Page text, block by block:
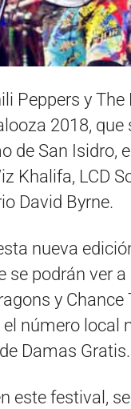
Peppers y
2018, que
de San Isidro,
Khalifa, LCD
David Byrne.
nueva
se podrán ver
y Chance
número local
Damas Gratis.
este festival,